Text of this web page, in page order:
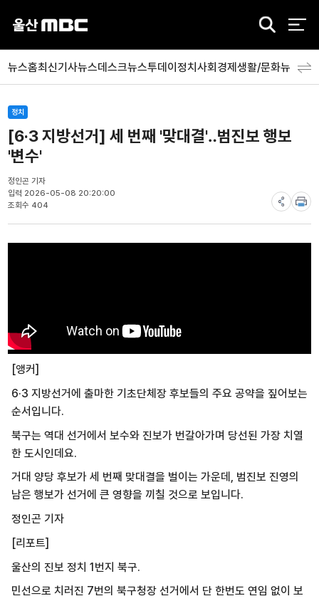
검
뉴스홈최신기사뉴스데스크뉴스투데이정치사회경제생활/문화뉴스특
정치
[6·3 지방선거] 세 번째 '맞대결'‥범진보 행보
'변수'
정인곤 기자
입력 2026-05-08 20:20:00
조회수 404
[앵커]
6·3 지방선거에 출마한 기초단체장 후보들의 주요 공약을 짚어보는
순서입니다.
북구는 역대 선거에서 보수와 진보가 번갈아가며 당선된 가장 치열
한 도시인데요.
거대 양당 후보가 세 번째 맞대결을 벌이는 가운데, 범진보 진영의
남은 행보가 선거에 큰 영향을 끼칠 것으로 보입니다.
정인곤 기자
[리포트]
울산의 진보 정치 1번지 북구.
민선으로 치러진 7번의 북구청장 선거에서 단 한번도 연임 없이 보